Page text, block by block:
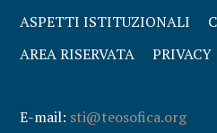
ASPETTI ISTITUZIONALI
AREA RISERVATA
PRIVACY
E-mail: sti@teosofica.org